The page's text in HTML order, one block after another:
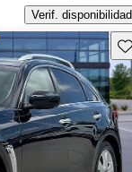
Verif. disponibilidad